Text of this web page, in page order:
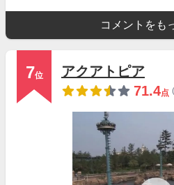
コメントをも
7位
アクアトピア
71.4点